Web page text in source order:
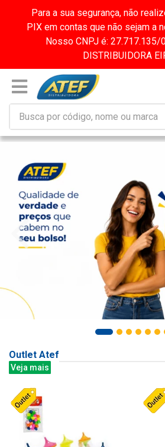
Para a sua segurança, não
PIX em contas que não sejam a
Nosso CNPJ é: 27.717.135/
DISTRIBUIDORA
Outlet Atef
Veja mais